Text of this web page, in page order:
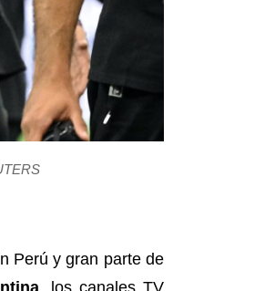
Perú y gran parte de